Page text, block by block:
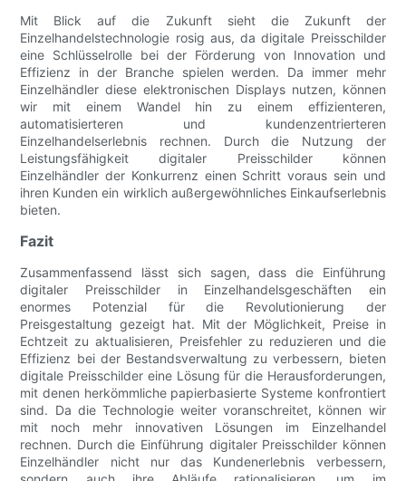
Mit Blick auf die Zukunft sieht die Zukunft der
Einzelhandelstechnologie rosig aus, da digitale Preisschilder
eine Schlüsselrolle bei der Förderung von Innovation und
Effizienz in der Branche spielen werden. Da immer mehr
Einzelhändler diese elektronischen Displays nutzen, können
wir mit einem Wandel hin zu einem effizienteren,
automatisierteren und kundenzentrierteren
Einzelhandelserlebnis rechnen. Durch die Nutzung der
Leistungsfähigkeit digitaler Preisschilder können
Einzelhändler der Konkurrenz einen Schritt voraus sein und
ihren Kunden ein wirklich außergewöhnliches Einkaufserlebnis
bieten.
Fazit
Zusammenfassend lässt sich sagen, dass die Einführung
digitaler Preisschilder in Einzelhandelsgeschäften ein
enormes Potenzial für die Revolutionierung der
Preisgestaltung gezeigt hat. Mit der Möglichkeit, Preise in
Echtzeit zu aktualisieren, Preisfehler zu reduzieren und die
Effizienz bei der Bestandsverwaltung zu verbessern, bieten
digitale Preisschilder eine Lösung für die Herausforderungen,
mit denen herkömmliche papierbasierte Systeme konfrontiert
sind. Da die Technologie weiter voranschreitet, können wir
mit noch mehr innovativen Lösungen im Einzelhandel
rechnen. Durch die Einführung digitaler Preisschilder können
Einzelhändler nicht nur das Kundenerlebnis verbessern,